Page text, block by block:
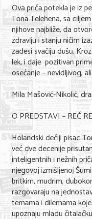
Kuća i bašta
Gastronomija
Sport i rekreacija
Zdravlje i medicina
Hobi i razonoda
UPIS FIRMI
MARKETING
KONTAKT
O NAMA
Ova priča potekla je iz
Tona Telehena, sa
njihove najbliže, da
zdravlju i stanju ničim
zadesi svačiju dušu.
lek, i daje pozitivan
osećanje – nevidljivog,
Mila Mašović-Nikolić,
O PREDSTAVI – REČ
Holandski dečiji pisac
već dve decenije
inteligentnih i nežnih
njegovoj izmišljenoj
britkim, mudrim,
razgovaraju na
temama i dilemama
upoznaju mladu